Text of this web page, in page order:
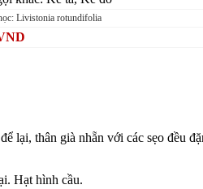
Livistonia rotundifolia
ểlại, thân già nhẵn với các sẹo đều đặ
i. Hạt hình cầu.